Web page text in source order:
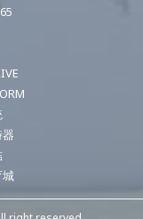
城